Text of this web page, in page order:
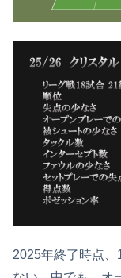
2025年終了時点